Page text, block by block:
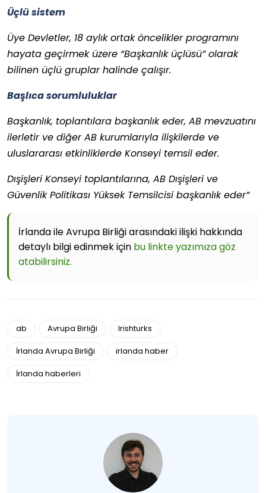
Üçlü sistem
Üye Devletler, 18 aylık ortak öncelikler programını
hayata geçirmek üzere “Başkanlık üçlüsü” olarak
bilinen üçlü gruplar halinde çalışır.
Başlıca sorumluluklar
Başkanlık, toplantılara başkanlık eder, AB mevzuatını
ilerletir ve diğer AB kurumlarıyla ilişkilerde ve
uluslararası etkinliklerde Konseyi temsil eder.
Dışişleri Konseyi toplantılarına, AB Dışişleri ve
Güvenlik Politikası Yüksek Temsilcisi başkanlık eder”
İrlanda ile Avrupa Birliği arasındaki ilişki hakkında
detaylı bilgi edinmek için bu linkte yazımıza göz
atabilirsiniz.
ab Avrupa Birliği
Irishturks
İrlanda Avrupa Birliği
irlanda haber
İrlanda haberleri